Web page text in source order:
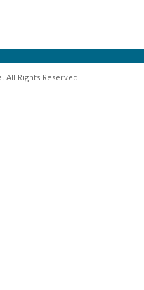
All Rights Reserved.